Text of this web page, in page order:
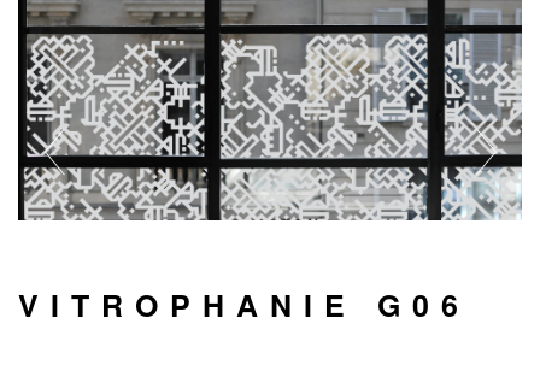
VITROPHANIE G06